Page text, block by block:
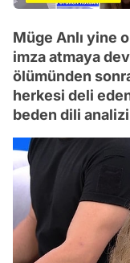
Müge Anlı yine
imza atmaya
ölümünden
herkesi deli
beden dili